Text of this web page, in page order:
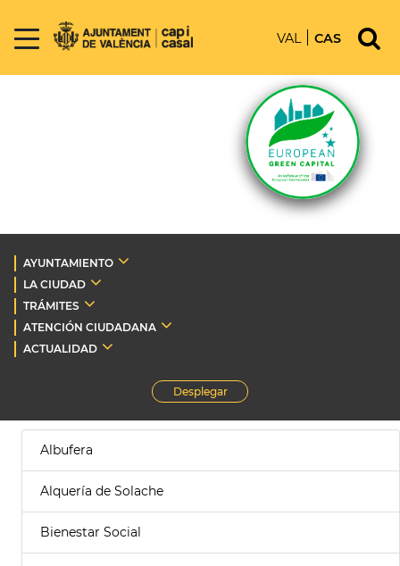
VAL CAS
AYUNTAMIENTO
LA CIUDAD
TRÁMITES
ATENCIÓN CIUDADANA
ACTUALIDAD
Desplegar
Albufera
Alquería de Solache
Bienestar Social